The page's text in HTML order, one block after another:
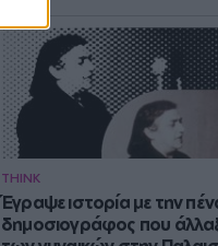
THINK
Έγραψε ιστορία με την
δημοσιογράφος που